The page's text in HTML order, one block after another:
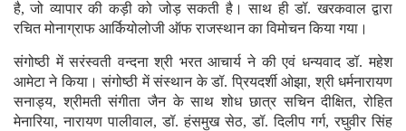
है, जो व्यापार की कड़ी को जोड़ सकती है। साथ ही डॉ. खरकवाल द्वारा
रचित मोनाग्राफ आर्कियोलोजी ऑफ राजस्थान का विमोचन किया गया।
संगोष्ठी में सरंस्वती वन्दना श्री भरत आचार्य ने की एवं धन्यवाद डॉ. महेश
आमेटा ने किया। संगोष्ठी में संस्थान के डॉ. प्रियदर्शी ओझा, श्री धर्मनारायण
सनाड्य, श्रीमती संगीता जैन के साथ शोध छात्र सचिन दीक्षित, रोहित
मेनारिया, नारायण पालीवाल, डॉ. हंसमुख सेठ, डॉ. दिलीप गर्ग, रघुवीर सिंह